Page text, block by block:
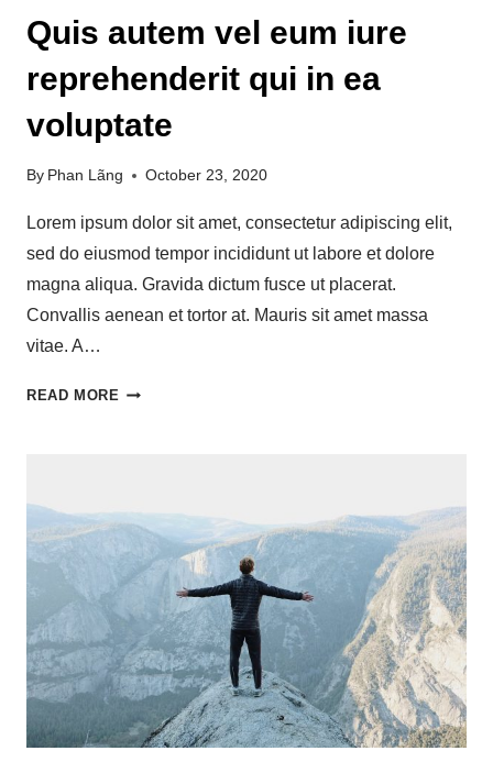
Quis autem vel eum iure
reprehenderit qui in ea
voluptate
By Phan Lãng October 23, 2020
Lorem ipsum dolor sit amet, consectetur adipiscing elit,
sed do eiusmod tempor incididunt ut labore et dolore
magna aliqua. Gravida dictum fusce ut placerat.
Convallis aenean et tortor at. Mauris sit amet massa
vitae. A…
READ MORE